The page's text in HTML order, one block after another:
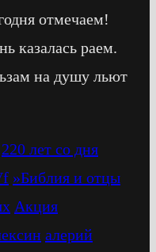
отмечаем!
казалась раем.
на душу льют
220 лет со дня
»Библия и отцы
Акция
алерий